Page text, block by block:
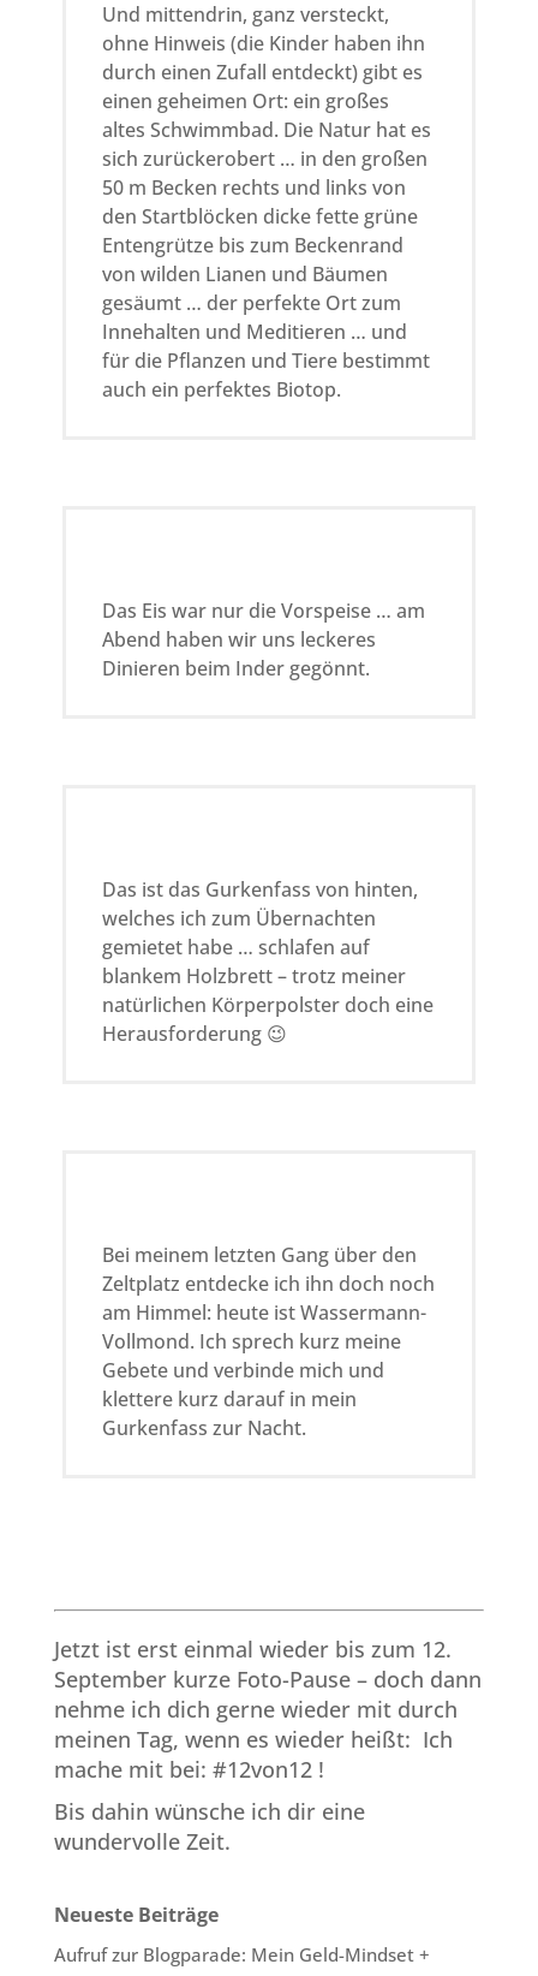
Und mittendrin, ganz versteckt,
ohne Hinweis (die Kinder haben ihn
durch einen Zufall entdeckt) gibt es
einen geheimen Ort: ein großes
altes Schwimmbad. Die Natur hat es
sich zurückerobert … in den großen
50 m Becken rechts und links von
den Startblöcken dicke fette grüne
Entengrütze bis zum Beckenrand
von wilden Lianen und Bäumen
gesäumt … der perfekte Ort zum
Innehalten und Meditieren … und
für die Pflanzen und Tiere bestimmt
auch ein perfektes Biotop.
Das Eis war nur die Vorspeise … am
Abend haben wir uns leckeres
Dinieren beim Inder gegönnt.
Das ist das Gurkenfass von hinten,
welches ich zum Übernachten
gemietet habe … schlafen auf
blankem Holzbrett – trotz meiner
natürlichen Körperpolster doch eine
Herausforderung 😉
Bei meinem letzten Gang über den
Zeltplatz entdecke ich ihn doch noch
am Himmel: heute ist Wassermann-
Vollmond. Ich sprech kurz meine
Gebete und verbinde mich und
klettere kurz darauf in mein
Gurkenfass zur Nacht.
Jetzt ist erst einmal wieder bis zum 12.
September kurze Foto-Pause – doch dann
nehme ich dich gerne wieder mit durch
meinen Tag, wenn es wieder heißt: Ich
mache mit bei: #12von12 !
Bis dahin wünsche ich dir eine
wundervolle Zeit.
Neueste Beiträge
Aufruf zur Blogparade: Mein Geld-Mindset +